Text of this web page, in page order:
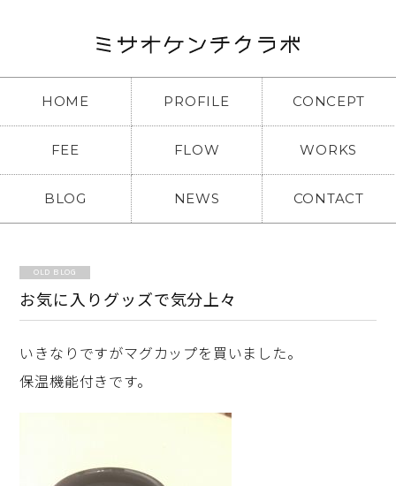
HOME PROFILE CONCEPT
FEE FLOW WORKS
BLOG NEWS CONTACT
OLD BLOG
お気に入りグッズで気分上々
いきなりですがマグカップを買いました。
保温機能付きです。